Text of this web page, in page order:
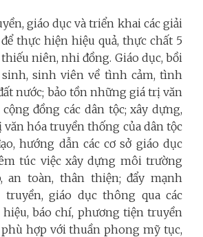
giáo dục và triển khai các giải
thực hiện hiệu quả, thực chất 5
thiếu niên, nhi đồng. Giáo dục, bồi
sinh viên về tình cảm, tình
nước; bảo tồn những giá trị văn
đồng các dân tộc; xây dựng,
hóa truyền thống của dân tộc
hướng dẫn các cơ sở giáo dục
túc việc xây dựng môi trường
an toàn, thân thiện; đẩy mạnh
giáo dục thông qua các
báo chí, phương tiện truyền
hợp với thuần phong mỹ tục,